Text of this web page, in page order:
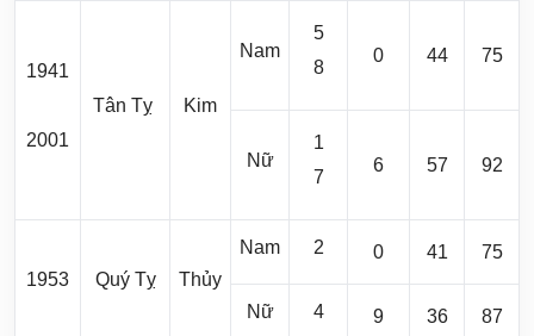
1941
2001
Tân Tỵ Kim
Nam
5
8
0 44 75
Nữ
1
7
6 57 92
1953 Quý Tỵ Thủy
Nam 2 0 41 75
Nữ 4 9 36 87